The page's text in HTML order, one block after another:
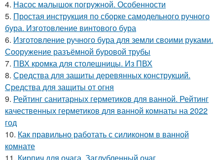
4. Насос малышок погружной. Особенности
5. Простая инструкция по сборке самодельного ручного
бура. Изготовление винтового бура
6. Изготовление ручного бура для земли своими руками.
Сооружение разъёмной буровой трубы
7. ПВХ кромка для столешницы. Из ПВХ
8. Средства для защиты деревянных конструкций.
Средства для защиты от огня
9. Рейтинг санитарных герметиков для ванной. Рейтинг
качественных герметиков для ванной комнаты на 2022
год
10. Как правильно работать с силиконом в ванной
комнате